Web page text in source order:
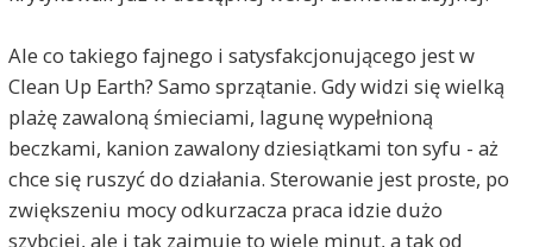
Ale co takiego fajnego i satysfakcjonującego jest w
Clean Up Earth? Samo sprzątanie. Gdy widzi się wielką
plażę zawaloną śmieciami, lagunę wypełnioną
beczkami, kanion zawalony dziesiątkami ton syfu - aż
chce się ruszyć do działania. Sterowanie jest proste, po
zwiększeniu mocy odkurzacza praca idzie dużo
szybciej, ale i tak zajmuje to wiele minut, a tak od